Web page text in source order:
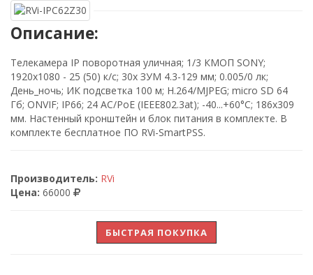
Описание:
Телекамера IP поворотная уличная; 1/3 КМОП SONY;
1920х1080 - 25 (50) к/с; 30х ЗУМ 4.3-129 мм; 0.005/0 лк;
День_ночь; ИК подсветка 100 м; H.264/MJPEG; micro SD 64
Гб; ONVIF; IP66; 24 АС/PoE (IEEE802.3at); -40...+60°C; 186х309
мм. Настенный кронштейн и блок питания в комплекте. В
комплекте бесплатное ПО RVi-SmartPSS.
Производитель: RVi
Цена: 66000
БЫСТРАЯ ПОКУПКА